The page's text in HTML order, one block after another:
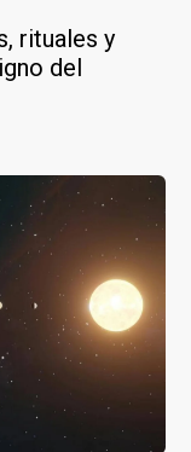
rituales y
del